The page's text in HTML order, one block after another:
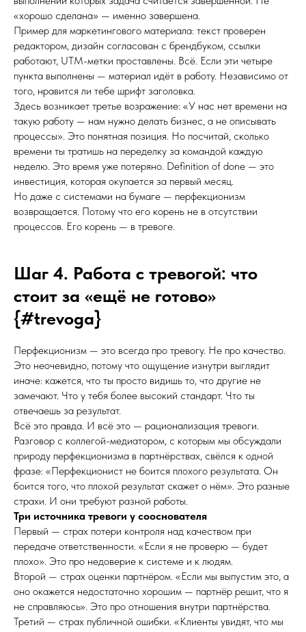
«хорошо сделана» — именно завершена.
Пример для маркетингового материала: текст проверен
редактором, дизайн согласован с брендбуком, ссылки
работают, UTM-метки проставлены. Всё. Если эти четыре
пункта выполнены — материал идёт в работу. Независимо от
того, нравится ли тебе шрифт заголовка.
Здесь возникает третье возражение: «У нас нет времени на
такую работу — нам нужно делать бизнес, а не описывать
процессы». Это понятная позиция. Но посчитай, сколько
времени ты тратишь на переделку за командой каждую
неделю. Это время уже потеряно. Definition of done — это
инвестиция, которая окупается за первый месяц.
Но даже с системами на бумаге — перфекционизм
возвращается. Потому что его корень не в отсутствии
процессов. Его корень — в тревоге.
Шаг 4. Работа с тревогой: что
стоит за «ещё не готово»
{#trevoga}
Перфекционизм — это всегда про тревогу. Не про качество.
Это неочевидно, потому что ощущение изнутри выглядит
иначе: кажется, что ты просто видишь то, что другие не
замечают. Что у тебя более высокий стандарт. Что ты
отвечаешь за результат.
Всё это правда. И всё это — рационализация тревоги.
Разговор с коллегой-медиатором, с которым мы обсуждали
природу перфекционизма в партнёрствах, свёлся к одной
фразе: «Перфекционист не боится плохого результата. Он
боится того, что плохой результат скажет о нём». Это разные
страхи. И они требуют разной работы.
Три источника тревоги у сооснователя
Первый — страх потери контроля над качеством при
передаче ответственности. «Если я не проверю — будет
плохо». Это про недоверие к системе и к людям.
Второй — страх оценки партнёром. «Если мы выпустим это, а
оно окажется недостаточно хорошим — партнёр решит, что я
не справляюсь». Это про отношения внутри партнёрства.
Третий — страх публичной ошибки. «Клиенты увидят, что мы